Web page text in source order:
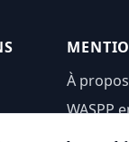
À propos
WASPP